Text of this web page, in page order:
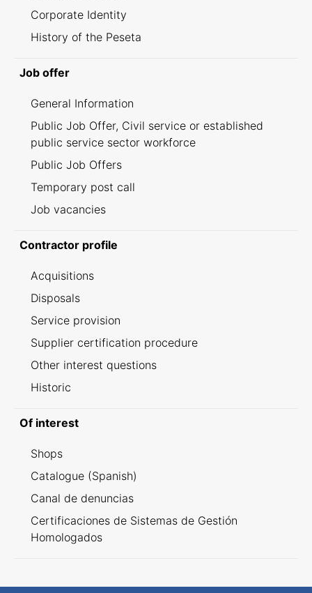
Corporate Identity
History of the Peseta
Job offer
General Information
Public Job Offer, Civil service or established
public service sector workforce
Public Job Offers
Temporary post call
Job vacancies
Contractor profile
Acquisitions
Disposals
Service provision
Supplier certification procedure
Other interest questions
Historic
Of interest
Shops
Catalogue (Spanish)
Canal de denuncias
Certificaciones de Sistemas de Gestión
Homologados